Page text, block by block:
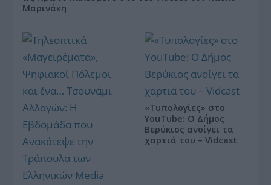
Μαρινάκη
«Τυπολογίες» στο
YouTube: Ο Δήμος
Βερύκιος ανοίγει τα
χαρτιά του – Vidcast